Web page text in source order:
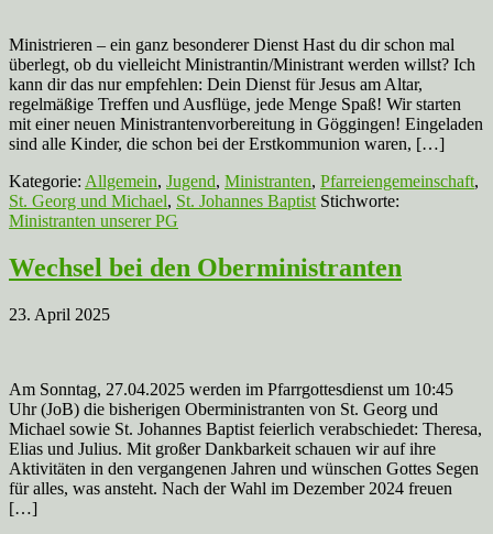
Ministrieren – ein ganz besonderer Dienst Hast du dir schon mal
überlegt, ob du vielleicht Ministrantin/Ministrant werden willst? Ich
kann dir das nur empfehlen: Dein Dienst für Jesus am Altar,
regelmäßige Treffen und Ausflüge, jede Menge Spaß! Wir starten
mit einer neuen Ministrantenvorbereitung in Göggingen! Eingeladen
sind alle Kinder, die schon bei der Erstkommunion waren, […]
Kategorie: Allgemein, Jugend, Ministranten, Pfarreiengemeinschaft,
St. Georg und Michael, St. Johannes Baptist Stichworte:
Ministranten unserer PG
Wechsel bei den Oberministranten
23. April 2025
Am Sonntag, 27.04.2025 werden im Pfarrgottesdienst um 10:45
Uhr (JoB) die bisherigen Oberministranten von St. Georg und
Michael sowie St. Johannes Baptist feierlich verabschiedet: Theresa,
Elias und Julius. Mit großer Dankbarkeit schauen wir auf ihre
Aktivitäten in den vergangenen Jahren und wünschen Gottes Segen
für alles, was ansteht. Nach der Wahl im Dezember 2024 freuen
[…]